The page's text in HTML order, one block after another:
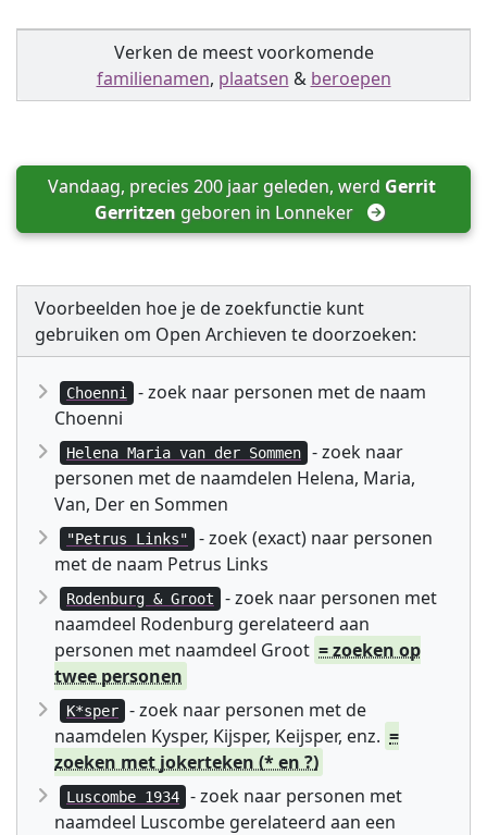
Verken de meest voorkomende
familienamen, plaatsen & beroepen
Vandaag, precies 200 jaar geleden, werd Gerrit
Gerritzen geboren in Lonneker
Voorbeelden hoe je de zoekfunctie kunt
gebruiken om Open Archieven te doorzoeken:
Choenni
- zoek naar personen met de naam
Choenni
Helena Maria van der Sommen
- zoek naar
personen met de naamdelen Helena, Maria,
Van, Der en Sommen
"Petrus Links"
- zoek (exact) naar personen
met de naam Petrus Links
Rodenburg & Groot
- zoek naar personen met
naamdeel Rodenburg gerelateerd aan
personen met naamdeel Groot = zoeken op
twee personen
K*sper
- zoek naar personen met de
naamdelen Kysper, Kijsper, Keijsper, enz. =
zoeken met jokerteken (* en ?)
Luscombe 1934
- zoek naar personen met
naamdeel Luscombe gerelateerd aan een